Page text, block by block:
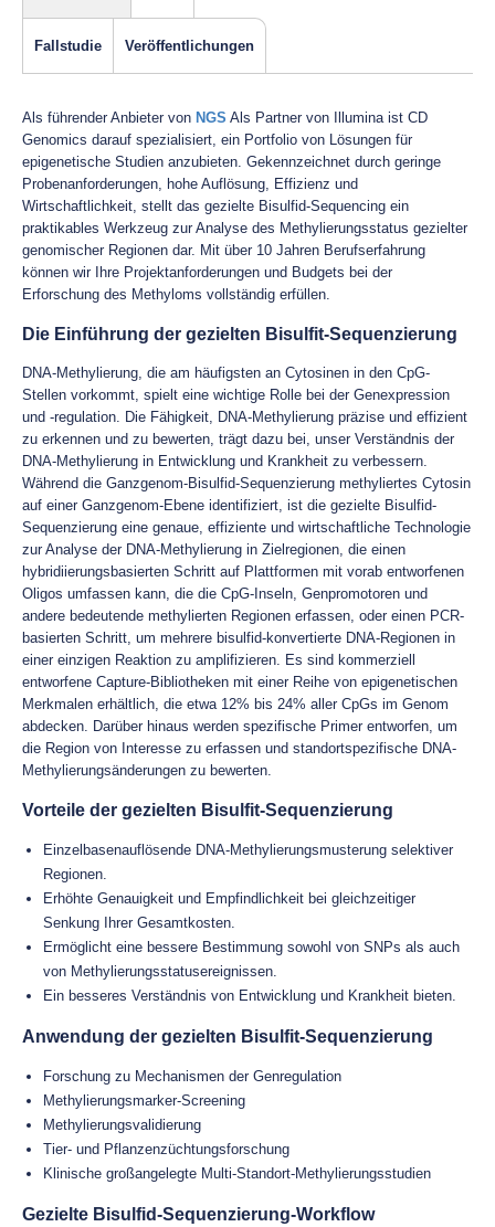
Fallstudie Veröffentlichungen
Als führender Anbieter von NGS Als Partner von Illumina ist CD
Genomics darauf spezialisiert, ein Portfolio von Lösungen für
epigenetische Studien anzubieten. Gekennzeichnet durch geringe
Probenanforderungen, hohe Auflösung, Effizienz und
Wirtschaftlichkeit, stellt das gezielte Bisulfid-Sequencing ein
praktikables Werkzeug zur Analyse des Methylierungsstatus gezielter
genomischer Regionen dar. Mit über 10 Jahren Berufserfahrung
können wir Ihre Projektanforderungen und Budgets bei der
Erforschung des Methyloms vollständig erfüllen.
Die Einführung der gezielten Bisulfit-Sequenzierung
DNA-Methylierung, die am häufigsten an Cytosinen in den CpG-
Stellen vorkommt, spielt eine wichtige Rolle bei der Genexpression
und -regulation. Die Fähigkeit, DNA-Methylierung präzise und effizient
zu erkennen und zu bewerten, trägt dazu bei, unser Verständnis der
DNA-Methylierung in Entwicklung und Krankheit zu verbessern.
Während die Ganzgenom-Bisulfid-Sequenzierung methyliertes Cytosin
auf einer Ganzgenom-Ebene identifiziert, ist die gezielte Bisulfid-
Sequenzierung eine genaue, effiziente und wirtschaftliche Technologie
zur Analyse der DNA-Methylierung in Zielregionen, die einen
hybridiierungsbasierten Schritt auf Plattformen mit vorab entworfenen
Oligos umfassen kann, die die CpG-Inseln, Genpromotoren und
andere bedeutende methylierten Regionen erfassen, oder einen PCR-
basierten Schritt, um mehrere bisulfid-konvertierte DNA-Regionen in
einer einzigen Reaktion zu amplifizieren. Es sind kommerziell
entworfene Capture-Bibliotheken mit einer Reihe von epigenetischen
Merkmalen erhältlich, die etwa 12% bis 24% aller CpGs im Genom
abdecken. Darüber hinaus werden spezifische Primer entworfen, um
die Region von Interesse zu erfassen und standortspezifische DNA-
Methylierungsänderungen zu bewerten.
Vorteile der gezielten Bisulfit-Sequenzierung
Einzelbasenauflösende DNA-Methylierungsmusterung selektiver
Regionen.
Erhöhte Genauigkeit und Empfindlichkeit bei gleichzeitiger
Senkung Ihrer Gesamtkosten.
Ermöglicht eine bessere Bestimmung sowohl von SNPs als auch
von Methylierungsstatusereignissen.
Ein besseres Verständnis von Entwicklung und Krankheit bieten.
Anwendung der gezielten Bisulfit-Sequenzierung
Forschung zu Mechanismen der Genregulation
Methylierungsmarker-Screening
Methylierungsvalidierung
Tier- und Pflanzenzüchtungsforschung
Klinische großangelegte Multi-Standort-Methylierungsstudien
Gezielte Bisulfid-Sequenzierung-Workflow